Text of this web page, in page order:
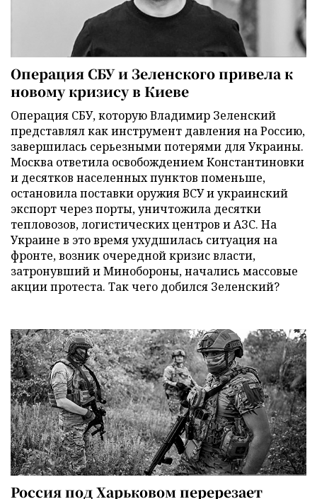
Операция СБУ и Зеленского привела к
новому кризису в Киеве
Операция СБУ, которую Владимир Зеленский
представлял как инструмент давления на Россию,
завершилась серьезными потерями для Украины.
Москва ответила освобождением Константиновки
и десятков населенных пунктов поменьше,
остановила поставки оружия ВСУ и украинский
экспорт через порты, уничтожила десятки
тепловозов, логистических центров и АЗС. На
Украине в это время ухудшилась ситуация на
фронте, возник очередной кризис власти,
затронувший и Минобороны, начались массовые
акции протеста. Так чего добился Зеленский?
Россия под Харьковом перерезает